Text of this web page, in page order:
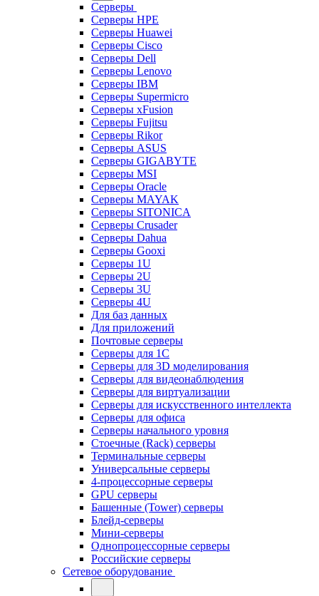
Серверы
Серверы HPE
Серверы Huawei
Серверы Cisco
Серверы Dell
Серверы Lenovo
Серверы IBM
Серверы Supermicro
Серверы xFusion
Серверы Fujitsu
Серверы Rikor
Серверы ASUS
Серверы GIGABYTE
Серверы MSI
Серверы Oracle
Серверы MAYAK
Серверы SITONICA
Серверы Crusader
Серверы Dahua
Серверы Gooxi
Серверы 1U
Серверы 2U
Серверы 3U
Серверы 4U
Для баз данных
Для приложений
Почтовые серверы
Серверы для 1С
Серверы для 3D моделирования
Серверы для видеонаблюдения
Серверы для виртуализации
Серверы для искусственного интеллекта
Серверы для офиса
Серверы начального уровня
Стоечные (Rack) серверы
Терминальные серверы
Универсальные серверы
4-процессорные серверы
GPU серверы
Башенные (Tower) серверы
Блейд-серверы
Мини-серверы
Однопроцессорные серверы
Российские серверы
Сетевое оборудование